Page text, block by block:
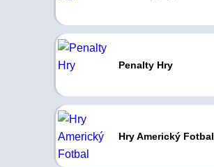
Penalty Hry
Hry Americký Fotbal